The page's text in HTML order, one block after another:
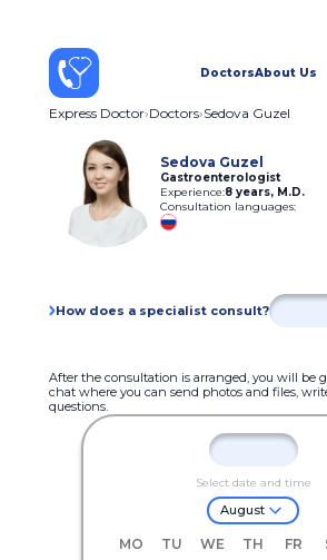
DoctorsAbout Us
Express Doctor Doctors Sedova Guzel
Sedova Guzel
Gastroenterologist
Experience:8 years, M.D.
Consultation languages:
How does a specialist consult?
After the consultation is arranged, you will be
chat where you can send photos and files,
questions.
Select date and time
August
MO TU WE TH FR